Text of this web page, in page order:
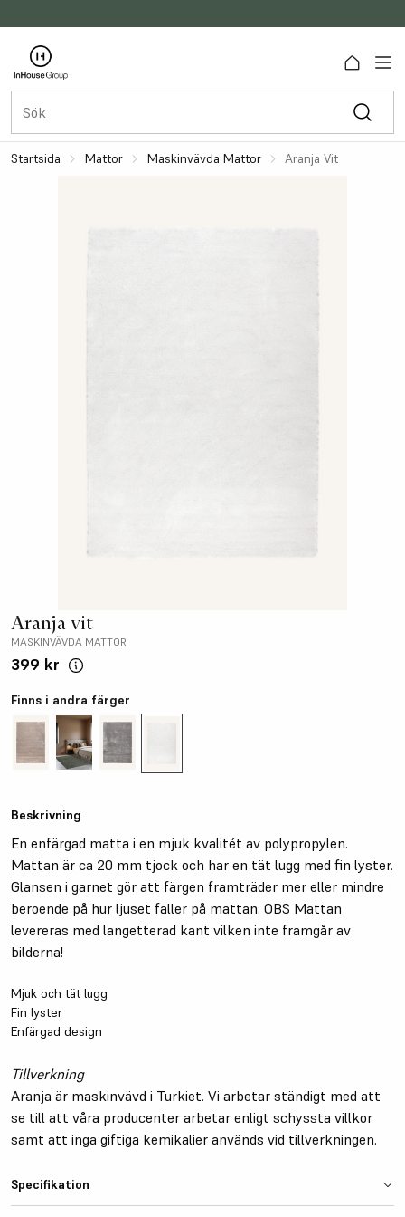
Startsida Mattor Maskinvävda Mattor Aranja Vit
Aranja vit
MASKINVÄVDA MATTOR
399 kr
Finns i andra färger
Beskrivning
En enfärgad matta i en mjuk kvalitét av polypropylen.
Mattan är ca 20 mm tjock och har en tät lugg med fin lyster.
Glansen i garnet gör att färgen framträder mer eller mindre
beroende på hur ljuset faller på mattan. OBS Mattan
levereras med langetterad kant vilken inte framgår av
bilderna!
Mjuk och tät lugg
Fin lyster
Enfärgad design
Tillverkning
Aranja är maskinvävd i Turkiet. Vi arbetar ständigt med att
se till att våra producenter arbetar enligt schyssta villkor
samt att inga giftiga kemikalier används vid tillverkningen.
Specifikation